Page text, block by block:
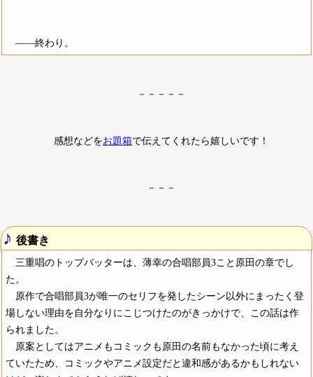
――終わり。
－－－－－
感想などをお題箱で伝えてくれたら嬉しいです！
－－－
♪ 後書き
三重唱のトップバッターは、薄幸の合唱部員3こと原田の章でし
た。
原作で合唱部員3が唯一のセリフを発したシーン以外にまったく登
場しない理由を自分なりにこじつけたのがきっかけで、この話は作
られました。
原案としてはアニメもコミックも原田の名前もなかった頃に考え
ていたため、コミックやアニメ設定だと違和感があるかもしれない